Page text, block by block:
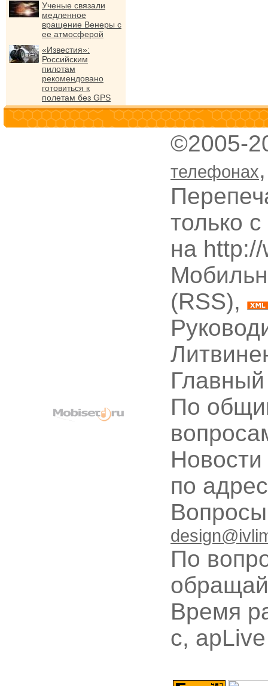
Ученые связали
медленное
вращение Венеры с
ее атмосферой
«Известия»:
Российским
пилотам
рекомендовано
готовиться к
полетам без GPS
©2005-
телефонах
только
на
(RSS),
По
по
По
Время
с,